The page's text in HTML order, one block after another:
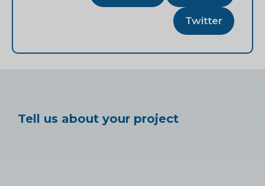
Twitter
Tell us about your project